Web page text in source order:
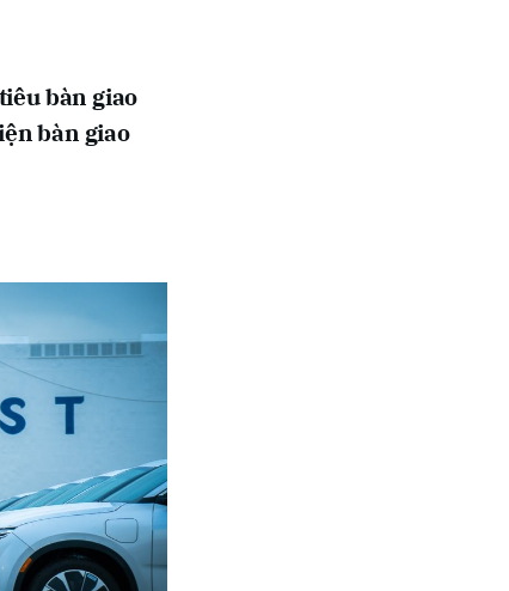
bàn giao
bàn giao